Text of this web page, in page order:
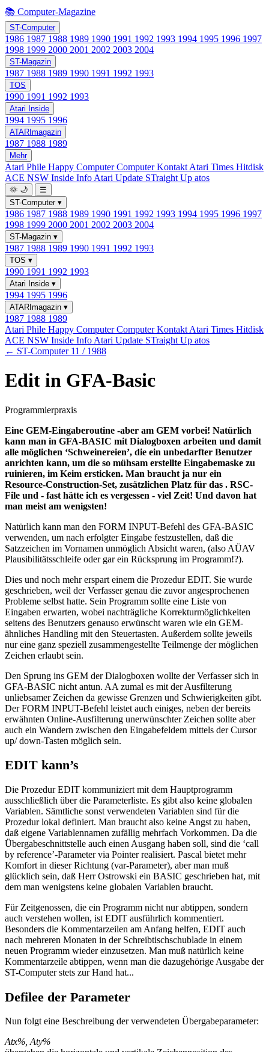
📚 Computer-Magazine
ST-Computer
1986 1987 1988 1989 1990 1991 1992 1993 1994 1995 1996 1997
1998 1999 2000 2001 2002 2003 2004
ST-Magazin
1987 1988 1989 1990 1991 1992 1993
TOS
1990 1991 1992 1993
Atari Inside
1994 1995 1996
ATARImagazin
1987 1988 1989
Mehr
Atari Phile Happy ComputerComputer Kontakt Atari Times Hitdisk
ACE NSW Inside Info Atari Update STraight Up atos
🌞 🌙
☰
ST-Computer ▾
1986 1987 1988 1989 1990 1991 1992 1993 1994 1995 1996 1997
1998 1999 2000 2001 2002 2003 2004
ST-Magazin ▾
1987 1988 1989 1990 1991 1992 1993
TOS ▾
1990 1991 1992 1993
Atari Inside ▾
1994 1995 1996
ATARImagazin ▾
1987 1988 1989
Atari Phile Happy ComputerComputer Kontakt Atari Times Hitdisk
ACE NSW Inside Info Atari Update STraight Up atos
← ST-Computer 11 / 1988
Edit in GFA-Basic
Programmierpraxis
Eine GEM-Eingaberoutine -aber am GEM vorbei! Natürlich
kann man in GFA-BASIC mit Dialogboxen arbeiten und damit
alle möglichen ‘Schweinereien’, die ein unbedarfter Benutzer
anrichten kann, um die so mühsam erstellte Eingabemaske zu
ruinieren, im Keim ersticken. Man braucht ja nur ein
Resource-Construction-Set, zusätzlichen Platz für das . RSC-
File und - fast hätte ich es vergessen - viel Zeit! Und davon hat
man meist am wenigsten!
Natürlich kann man den FORM INPUT-Befehl des GFA-BASIC
verwenden, um nach erfolgter Eingabe festzustellen, daß die
Satzzeichen im Vornamen unmöglich Absicht waren, (also AÜAV
Plausibilitätsschleife oder gar ein Rücksprung im Programm!?).
Dies und noch mehr erspart einem die Prozedur EDIT. Sie wurde
geschrieben, weil der Verfasser genau die zuvor angesprochenen
Probleme selbst hatte. Sein Programm sollte eine Liste von
Eingaben erwarten, wobei nachträgliche Korrekturmöglichkeiten
seitens des Benutzers genauso erwünscht waren wie ein GEM-
ähnliches Handling mit den Steuertasten. Außerdem sollte jeweils
nur eine ganz speziell zusammengestellte Teilmenge der möglichen
Zeichen erlaubt sein.
Den Sprung ins GEM der Dialogboxen wollte der Verfasser sich in
GFA-BASIC nicht antun. AA zumal es mit der Ausfilterung
unliebsamer Zeichen da gewisse Grenzen und Schwierigkeiten gibt.
Der FORM INPUT-Befehl leistet auch einiges, neben der bereits
erwähnten Online-Ausfilterung unerwünschter Zeichen sollte aber
auch ein Wandern zwischen den Eingabefeldem mittels der Cursor
up/ down-Tasten möglich sein.
EDIT kann’s
Die Prozedur EDIT kommuniziert mit dem Hauptprogramm
ausschließlich über die Parameterliste. Es gibt also keine globalen
Variablen. Sämtliche sonst verwendeten Variablen sind für die
Prozedur lokal definiert. Man braucht also keine Angst zu haben,
daß eigene Variablennamen zufällig mehrfach Vorkommen. Da die
Übergabeschnittstelle auch einen Ausgang haben soll, sind die ‘call
by reference’-Parameter via Pointer realisiert. Pascal bietet mehr
Komfort in dieser Richtung (var-Parameter), aber man muß
glücklich sein, daß Herr Ostrowski ein BASIC geschrieben hat, mit
dem man wenigstens keine globalen Variablen braucht.
Für Zeitgenossen, die ein Programm nicht nur abtippen, sondern
auch verstehen wollen, ist EDIT ausführlich kommentiert.
Besonders die Kommentarzeilen am Anfang helfen, EDIT auch
nach mehreren Monaten in der Schreibtischschublade in einem
neuen Programm wieder einzusetzen. Man muß natürlich keine
Kommentarzeile abtippen, wenn man die dazugehörige Ausgabe der
ST-Computer stets zur Hand hat...
Defilee der Parameter
Nun folgt eine Beschreibung der verwendeten Übergabeparameter:
Atx%, Aty%